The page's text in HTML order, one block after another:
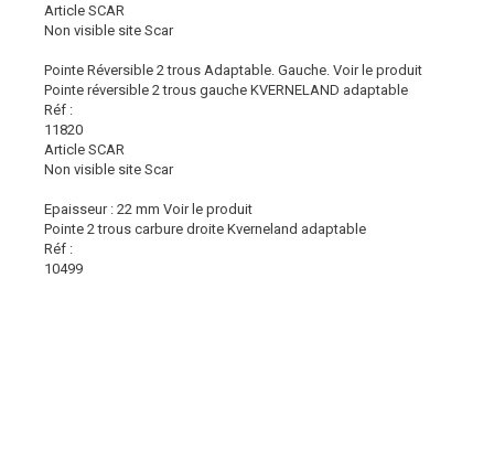
Article SCAR
Non visible site Scar
Pointe Réversible 2 trous Adaptable. Gauche. Voir le produit
Pointe réversible 2 trous gauche KVERNELAND adaptable
Réf :
11820
Article SCAR
Non visible site Scar
Epaisseur : 22 mm Voir le produit
Pointe 2 trous carbure droite Kverneland adaptable
Réf :
10499